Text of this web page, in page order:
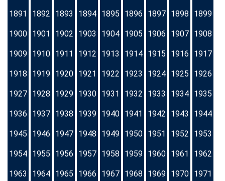
1891 1892 1893 1894 1895 1896 1897 1898 1899
1900 1901 1902 1903 1904 1905 1906 1907 1908
1909 1910 1911 1912 1913 1914 1915 1916 1917
1918 1919 1920 1921 1922 1923 1924 1925 1926
1927 1928 1929 1930 1931 1932 1933 1934 1935
1936 1937 1938 1939 1940 1941 1942 1943 1944
1945 1946 1947 1948 1949 1950 1951 1952 1953
1954 1955 1956 1957 1958 1959 1960 1961 1962
1963 1964 1965 1966 1967 1968 1969 1970 1971